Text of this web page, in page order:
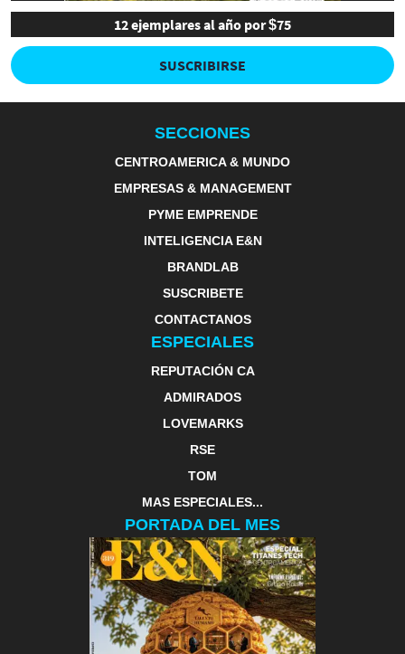
12 ejemplares al año por $75
SUSCRIBIRSE
SECCIONES
CENTROAMERICA & MUNDO
EMPRESAS & MANAGEMENT
PYME EMPRENDE
INTELIGENCIA E&N
BRANDLAB
SUSCRIBETE
CONTACTANOS
ESPECIALES
REPUTACIÓN CA
ADMIRADOS
LOVEMARKS
RSE
TOM
MAS ESPECIALES...
PORTADA DEL MES